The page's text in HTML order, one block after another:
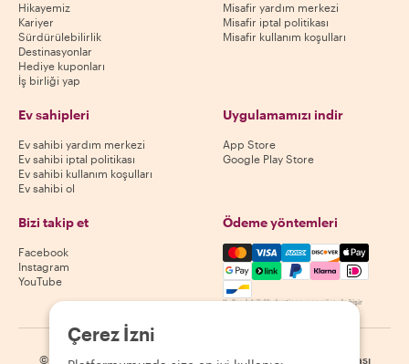
Hikayemiz
Kariyer
Sürdürülebilirlik
Destinasyonlar
Hediye kuponları
İş birliği yap
Misafir yardım merkezi
Misafir iptal politikası
Misafir kullanım koşulları
Ev sahipleri
Ev sahibi yardım merkezi
Ev sahibi iptal politikası
Ev sahibi kullanım koşulları
Ev sahibi ol
Uygulamamızı indir
App Store
Google Play Store
Bizi takip et
Facebook
Instagram
YouTube
Ödeme yöntemleri
Mastercard, Visa, Amex,
Kullanılabilirlik destinasyona göre değişir
© 2026 Withlocals.com Gizlilik Politikası | Site haritası
Çerez İzni